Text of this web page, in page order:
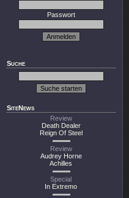
Passwort
Suche
SiteNews
Review
Death Dealer
Reign Of Steel
Review
Audrey Horne
Achilles
Special
In Extremo